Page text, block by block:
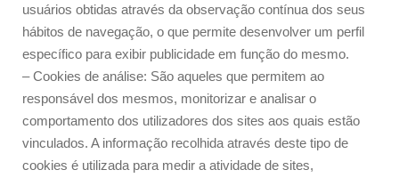
usuários obtidas através da observação contínua dos seus
hábitos de navegação, o que permite desenvolver um perfil
específico para exibir publicidade em função do mesmo.
– Cookies de análise: São aqueles que permitem ao
responsável dos mesmos, monitorizar e analisar o
comportamento dos utilizadores dos sites aos quais estão
vinculados. A informação recolhida através deste tipo de
cookies é utilizada para medir a atividade de sites,